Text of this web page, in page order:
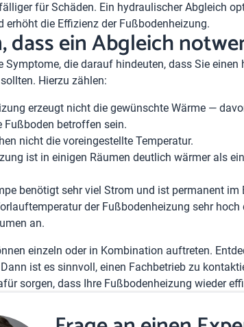
für Schäden. Ein hydraulischer Abgleich
erhöht die Effizienz der Fußbodenheizung.
dass ein Abgleich
Symptome, die darauf hindeuten, dass Sie
Hierzu zählen:
erzeugt nicht die gewünschte Wärme —
Fußboden betroffen sein.
nicht die voreingestellte Temperatur.
ist in einigen Räumen deutlich wärmer als
benötigt sehr viel Strom und ist permanent im
der Fußbodenheizung sehr
an.
einzeln oder in Kombination auftreten.
ist es sinnvoll, einen Fachbetrieb zu
sorgen, dass Ihre Fußbodenheizung wieder